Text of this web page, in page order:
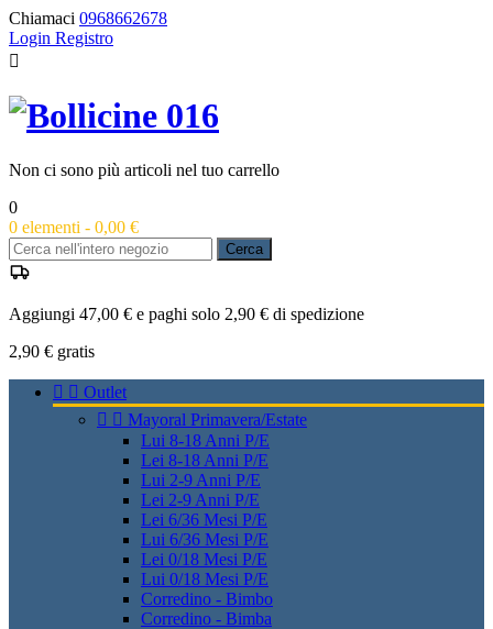
Chiamaci 0968662678
Login Registro

Non ci sono più articoli nel tuo carrello
0
0 elementi - 0,00 €
Cerca
Aggiungi 47,00 € e paghi solo 2,90 € di spedizione
2,90 € gratis
  Outlet
  Mayoral Primavera/Estate
Lui 8-18 Anni P/E
Lei 8-18 Anni P/E
Lui 2-9 Anni P/E
Lei 2-9 Anni P/E
Lei 6/36 Mesi P/E
Lui 6/36 Mesi P/E
Lei 0/18 Mesi P/E
Lui 0/18 Mesi P/E
Corredino - Bimbo
Corredino - Bimba